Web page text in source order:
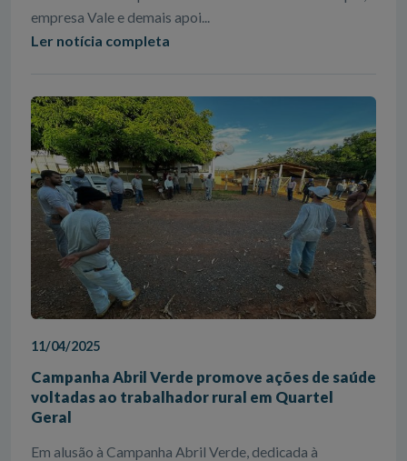
empresa Vale e demais apoi...
Ler notícia completa
11/04/2025
Campanha Abril Verde promove ações de saúde
voltadas ao trabalhador rural em Quartel
Geral
Em alusão à Campanha Abril Verde, dedicada à